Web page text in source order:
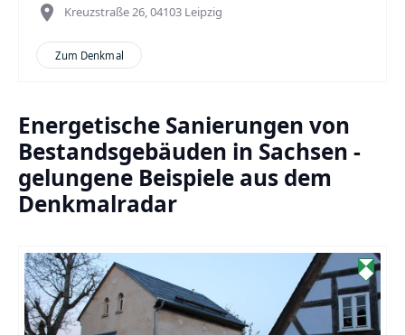
place Kreuzstraße 26, 04103 Leipzig
Zum Denkmal
Energetische Sanierungen von
Bestandsgebäuden in Sachsen -
gelungene Beispiele aus dem
Denkmalradar